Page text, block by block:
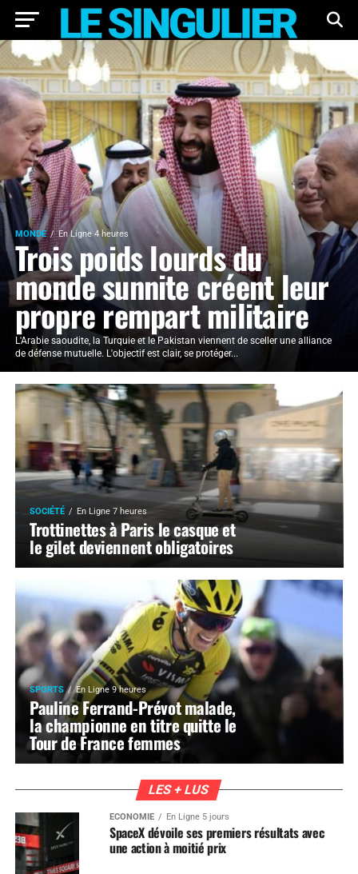
MONDE En Ligne 4 heures
Trois poids lourds du
monde sunnite créent leur
propre rempart militaire
L'Arabie saoudite, la Turquie et le Pakistan viennent de sceller une alliance
de défense mutuelle. L'objectif est clair, se protéger...
SOCIÉTÉ En Ligne 7 heures
Trottinettes à Paris le casque et
le gilet deviennent obligatoires
SPORTS En Ligne 9 heures
Pauline Ferrand-Prévot malade,
la championne en titre quitte le
Tour de France femmes
LES + LUS
ÉCONOMIE En Ligne 5 jours
SpaceX dévoile ses premiers résultats avec
une action à moitié prix